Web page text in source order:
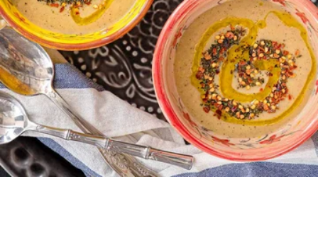
Εύκολη 0:30
3 - 4 5 λεπτά 25 λεπτά